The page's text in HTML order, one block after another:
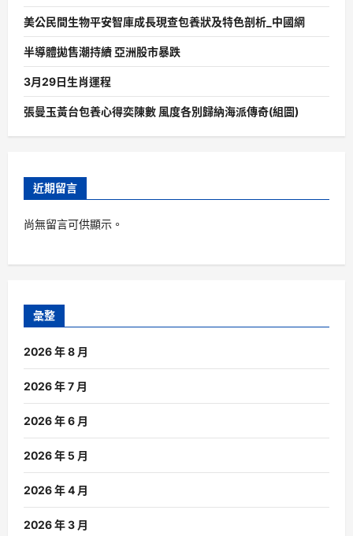
美公民間生物平安智庫成長現查包養狀及特色剖析_中國網
半導體拋售潮持續 亞洲股市暴跌
3月29日生肖運程
張曼玉黃台包養心得奕陳數 風度各別歸納海派傳奇(組圖)
近期留言
尚無留言可供顯示。
彙整
2026 年 8 月
2026 年 7 月
2026 年 6 月
2026 年 5 月
2026 年 4 月
2026 年 3 月